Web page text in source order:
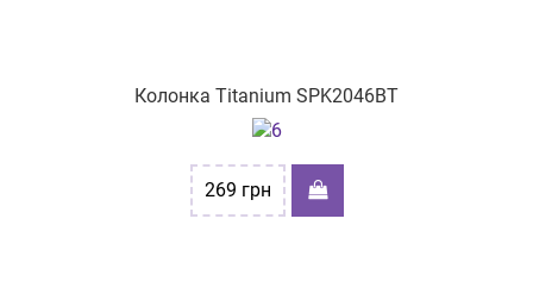
Колонка Titanium SPK2046BT
269 грн